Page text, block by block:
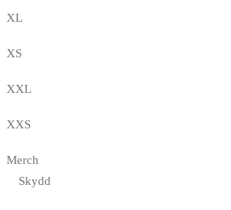
XL
XS
XXL
XXS
Merch
Skydd